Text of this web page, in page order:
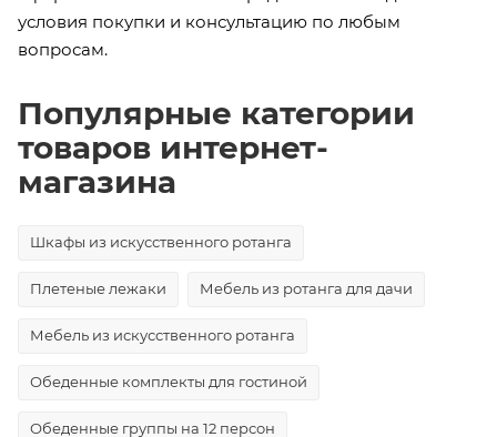
условия покупки и консультацию по любым
вопросам.
Популярные категории
товаров интернет-
магазина
Шкафы из искусственного ротанга
Плетеные лежаки Мебель из ротанга для дачи
Мебель из искусственного ротанга
Обеденные комплекты для гостиной
Обеденные группы на 12 персон